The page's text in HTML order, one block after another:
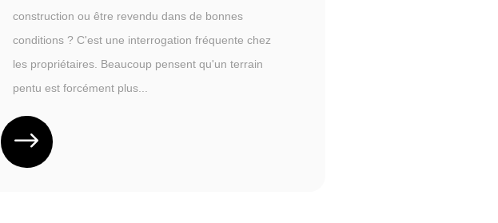
construction ou être revendu dans de bonnes
conditions ? C'est une interrogation fréquente chez
les propriétaires. Beaucoup pensent qu'un terrain
pentu est forcément plus...